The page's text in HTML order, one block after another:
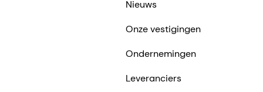
Nieuws
Onze vestigingen
Ondernemingen
Leveranciers